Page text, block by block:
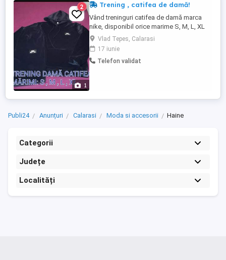
1
2 Trening , catifea de damă!
Vând treninguri catifea de damă marca
nike, disponibil orice marime S, M, L, XL
trimit prin curier sau poștă oriunde în țară!
Vlad Tepes, Calarasi
17 iunie
Telefon validat
Publi24 Anunțuri Calarasi Moda si accesorii Haine
Categorii
Județe
Localități